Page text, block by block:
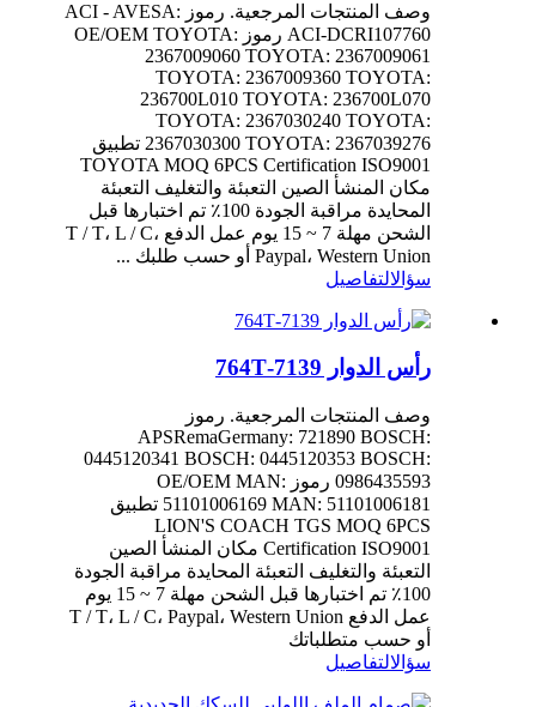
وصف المنتجات المرجعية. رموز ACI - AVESA:
ACI-DCRI107760 رموز OE/OEM TOYOTA:
2367009060 TOYOTA: 2367009061
TOYOTA: 2367009360 TOYOTA:
236700L010 TOYOTA: 236700L070
TOYOTA: 2367030240 TOYOTA:
2367030300 TOYOTA: 2367039276 تطبيق
TOYOTA MOQ 6PCS Certification ISO9001
مكان المنشأ الصين التعبئة والتغليف التعبئة
المحايدة مراقبة الجودة 100٪ تم اختبارها قبل
الشحن مهلة 7 ~ 15 يوم عمل الدفع T / T، L / C،
Paypal، Western Union أو حسب طلبك ...
سؤالالتفاصيل
رأس الدوار 7139-764T
وصف المنتجات المرجعية. رموز
APSRemaGermany: 721890 BOSCH:
0445120341 BOSCH: 0445120353 BOSCH:
0986435593 رموز OE/OEM MAN:
51101006169 MAN: 51101006181 تطبيق
LION'S COACH TGS MOQ 6PCS
Certification ISO9001 مكان المنشأ الصين
التعبئة والتغليف التعبئة المحايدة مراقبة الجودة
100٪ تم اختبارها قبل الشحن مهلة 7 ~ 15 يوم
عمل الدفع T / T، L / C، Paypal، Western Union
أو حسب متطلباتك
سؤالالتفاصيل